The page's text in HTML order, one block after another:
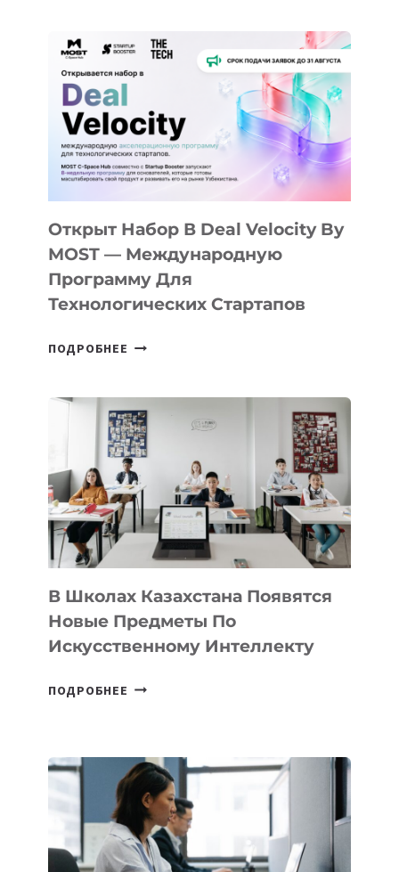
АЛМАТЫ:
AI
YOUTH
CAMP
ДАЛ
30
ПОДРОСТКАМ
БИЛЕТ
В
ПРЕДПРИНИМАТЕЛЬСТВО
Открыт Набор В Deal Velocity By
MOST — Международную
Программу Для
Технологических Стартапов
ПОДРОБНЕЕ ОТКРЫТ
DEAL
VELOCITY
BY
MOST
—
МЕЖДУНАРОДНУЮ
ПРОГРАММУ
ДЛЯ
ТЕХНОЛОГИЧЕСКИХ
В Школах Казахстана Появятся
Новые Предметы По
Искусственному Интеллекту
ПОДРОБНЕЕ В
НОВЫЕ
ПРЕДМЕТЫ
ПО
ИСКУССТВЕННОМУ
ИНТЕЛЛЕКТУ